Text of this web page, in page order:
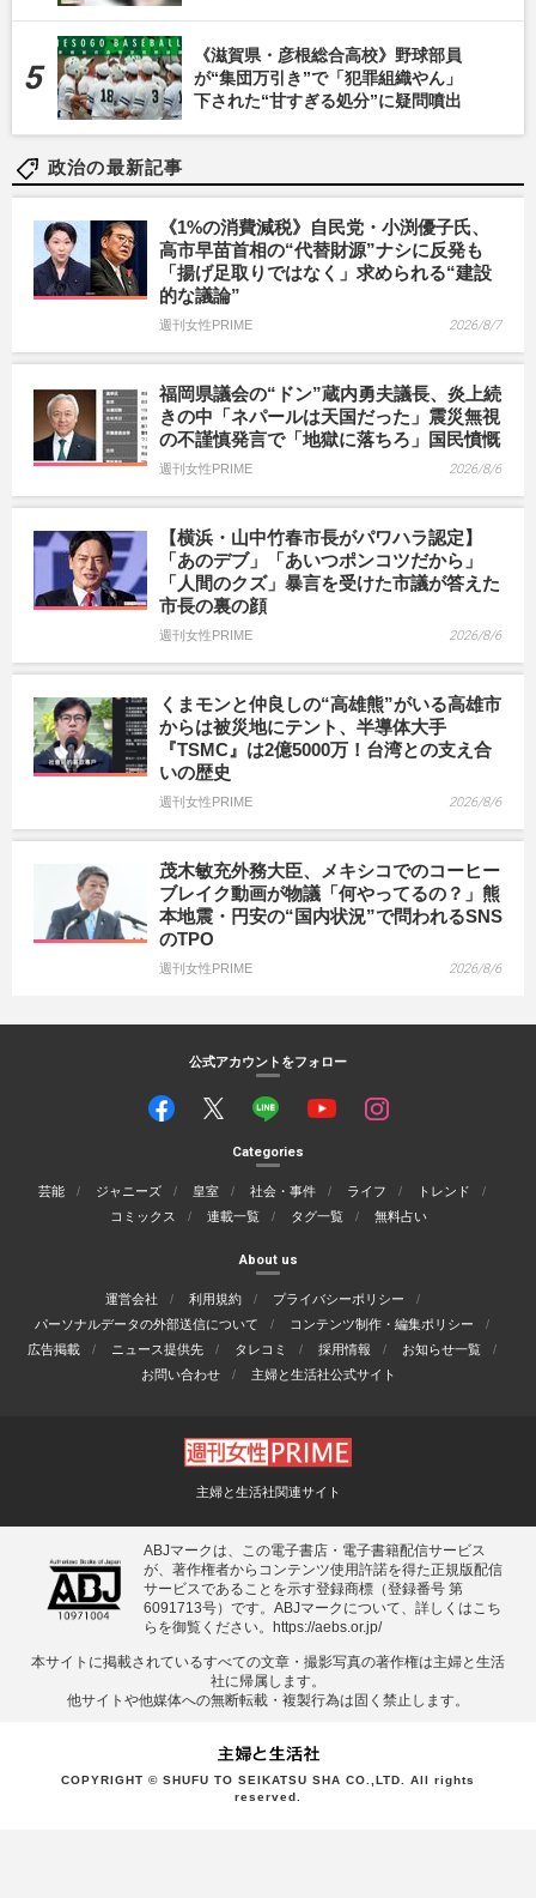
《滋賀県・彦根総合高校》野球部員
が“集団万引き”で「犯罪組織やん」
下された“甘すぎる処分”に疑問噴出
政治の最新記事
《1%の消費減税》自民党・小渕優子氏、
高市早苗首相の“代替財源”ナシに反発も
「揚げ足取りではなく」求められる“建設
的な議論”
週刊女性PRIME 2026/8/7
福岡県議会の“ドン”蔵内勇夫議長、炎上続
きの中「ネパールは天国だった」震災無視
の不謹慎発言で「地獄に落ちろ」国民憤慨
週刊女性PRIME 2026/8/6
【横浜・山中竹春市長がパワハラ認定】
「あのデブ」「あいつポンコツだから」
「人間のクズ」暴言を受けた市議が答えた
市長の裏の顔
週刊女性PRIME 2026/8/6
くまモンと仲良しの“高雄熊”がいる高雄市
からは被災地にテント、半導体大手
『TSMC』は2億5000万！台湾との支え合
いの歴史
週刊女性PRIME 2026/8/6
茂木敏充外務大臣、メキシコでのコーヒー
ブレイク動画が物議「何やってるの？」熊
本地震・円安の“国内状況”で問われるSNS
のTPO
週刊女性PRIME 2026/8/6
公式アカウントをフォロー
Categories
芸能 ジャニーズ 皇室 社会・事件 ライフ
トレンド
コミックス
連載一覧 タグ一覧 無料占い
About us
運営会社 利用規約
プライバシーポリシー
パーソナルデータの外部送信について
コンテンツ制作・編集ポリシー
広告掲載
ニュース提供先 タレコミ 採用情報
お知らせ一覧
お問い合わせ
主婦と生活社公式サイト
主婦と生活社関連サイト
ABJマークは、この電子書店・電子書籍配信サービス
が、著作権者からコンテンツ使用許諾を得た正規版配信
サービスであることを示す登録商標（登録番号 第
6091713号）です。ABJマークについて、詳しくはこち
らを御覧ください。
https://aebs.or.jp/
本サイトに掲載されているすべての⽂章・撮影写真の著作権は主婦と⽣活
社に帰属します。
他サイトや他媒体への無断転載・複製⾏為は固く禁⽌します。
COPYRIGHT © SHUFU TO SEIKATSU SHA CO.,LTD. All rights
reserved.